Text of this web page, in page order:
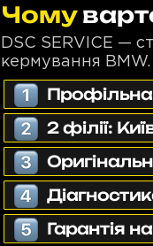
Чому
DSC SERVICE —
кермування BMW.
Профільна
2 філії:
Гарантія